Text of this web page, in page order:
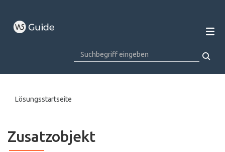
Lösungsstartseite
Zusatzobjekt